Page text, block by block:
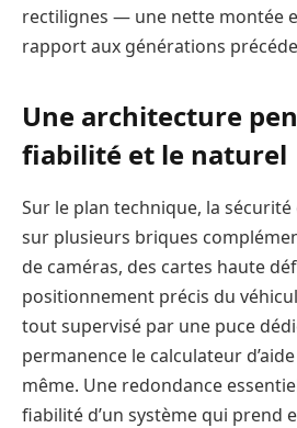
rectilignes — une nette montée
rapport aux générations
Une architecture
fiabilité et le naturel
Sur le plan technique, la
sur plusieurs briques
de caméras, des cartes haute
positionnement précis du
tout supervisé par une puce
permanence le calculateur
même. Une redondance
fiabilité d’un système qui prend